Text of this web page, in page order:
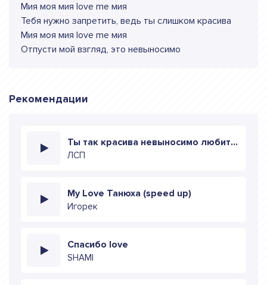
Мия моя мия love me мия
Тебя нужно запретить, ведь ты слишком красива
Мия моя мия love me мия
Отпусти мой взгляд, это невыносимо
Рекомендации
Ты так красива невыносимо любить призрак
ЛСП
My Love Танюха (speed up)
Игорек
Спасибо love
SHAMI